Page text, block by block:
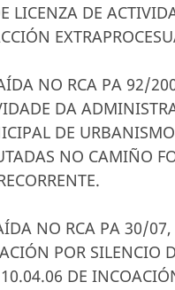
LICENZA DE
NO RCA PA 92/
DA
DE
NO CAMIÑO
NO RCA PA 30/
POR SILENCIO
DE